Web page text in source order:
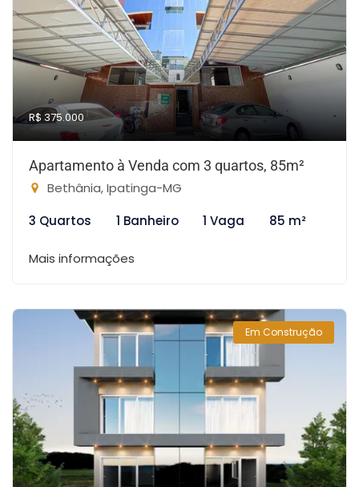
R$ 375.000
Apartamento à Venda com 3 quartos, 85m²
Bethânia, Ipatinga-MG
3 Quartos
1 Banheiro 1 Vaga 85 m²
Mais informações
Em Construção